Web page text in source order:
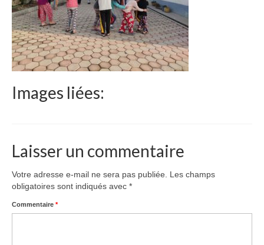
Documents
Parrainages
Missions 2023
Actualités
Images liées:
Laisser un commentaire
Votre adresse e-mail ne sera pas publiée.
Les champs
obligatoires sont indiqués avec *
Commentaire *